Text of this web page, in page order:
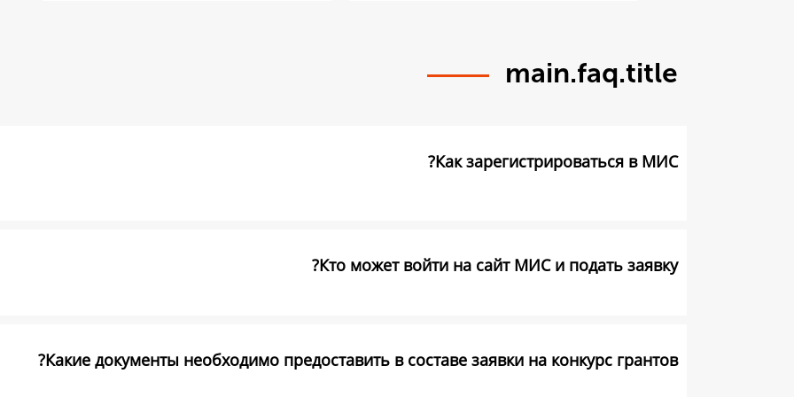
main.faq.title
Как зарегистрироваться в МИС?
Кто может войти на сайт МИС и подать заявку?
Какие документы необходимо предоставить в составе заявки на конкурс грантов?